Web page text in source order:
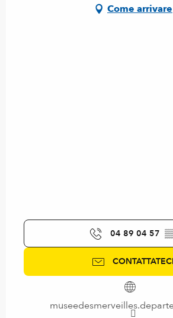
Come arrivare
04 89 04 57
CONTATTATECI